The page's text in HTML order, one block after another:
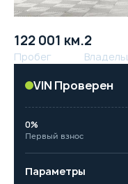
122 001 км.
Пробег
2
VIN Проверен
0%
Первый взнос
Параметры